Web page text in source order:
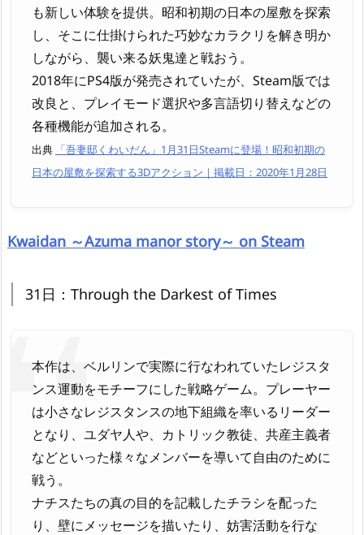
も新しい体験を提供。昭和初期の日本の屋敷を探索
し、そこに仕掛けられた巧妙なカラクリを解き明か
しながら、襲い来る妖鬼達と戦おう。
2018年にPS4版が発売されていたが、Steam版では
改良と、プレイモード選択や多言語切り替えなどの
各種機能が追加される。
出典 「吾妻邸くわいだん」1月31日Steamに登場！昭和初期の
日本の屋敷を探索する3Dアクション｜掲載日：2020年1月28日
Kwaidan ～Azuma manor story～ on Steam
31日：Through the Darkest of Times
本作は、ベルリンで実際に行なわれていたレジスタ
ンス運動をモチーフにした戦略ゲーム。プレーヤー
は小さなレジスタンスの地下組織を率いるリーダー
となり、ユダヤ人や、カトリック教徒、共産主義者
などといった様々なメンバーを導いて自由のために
戦う。
ナチスたちの真の目的を記載したチラシを配った
り、壁にメッセージを描いたり、妨害活動を行な